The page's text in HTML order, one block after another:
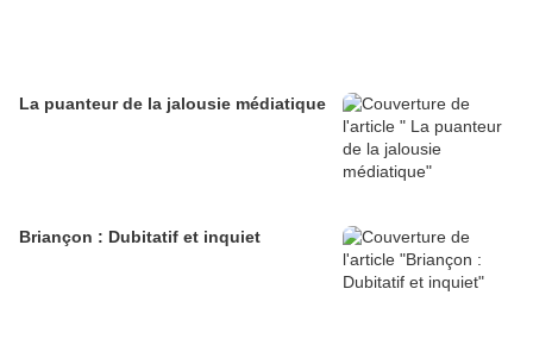
La puanteur de la jalousie médiatique
Briançon : Dubitatif et inquiet